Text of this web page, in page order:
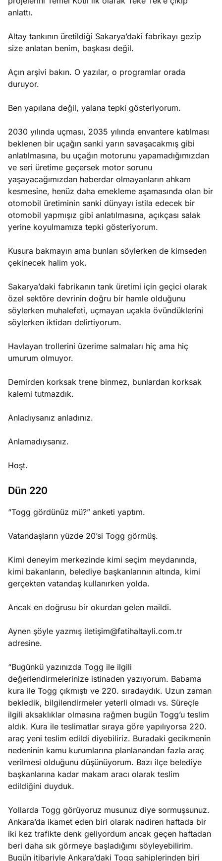
anlattı.
Altay tankının üretildiği Sakarya’daki fabrikayı gezip
size anlatan benim, başkası değil.
Açın arşivi bakın. O yazılar, o programlar orada
duruyor.
Ben yapılana değil, yalana tepki gösteriyorum.
2030 yılında uçması, 2035 yılında envantere katılması
beklenen bir uçağın sanki yarın savaşacakmış gibi
anlatılmasına, bu uçağın motorunu yapamadığımızdan
ve seri üretime geçersek motor sorunu
yaşayacağımızdan haberdar olmayanların ahkam
kesmesine, henüz daha emekleme aşamasında olan bir
otomobil üretiminin sanki dünyayı istila edecek bir
otomobil yapmışız gibi anlatılmasına, açıkçası salak
yerine koyulmamıza tepki gösteriyorum.
Kusura bakmayın ama bunları söylerken de kimseden
çekinecek halim yok.
Sakarya’daki fabrikanın tank üretimi için geçici olarak
özel sektöre devrinin doğru bir hamle olduğunu
söylerken muhalefeti, uçmayan uçakla övündüklerini
söylerken iktidarı delirtiyorum.
Havlayan trollerini üzerime salmaları hiç ama hiç
umurum olmuyor.
Demirden korksak trene binmez, bunlardan korksak
kalemi tutmazdık.
Anladıysanız anladınız.
Anlamadıysanız.
Hoşt.
Dün 220
“Togg gördünüz mü?” anketi yaptım.
Vatandaşların yüzde 20’si Togg görmüş.
Kimi deneyim merkezinde kimi seçim meydanında,
kimi bakanların, belediye başkanlarının altında, kimi
gerçekten vatandaş kullanırken yolda.
Ancak en doğrusu bir okurdan gelen maildi.
Aynen şöyle yazmış iletişim@fatihaltayli.com.tr
adresine.
“Bugünkü yazınızda Togg ile ilgili
değerlendirmelerinize istinaden yazıyorum. Babama
kura ile Togg çıkmıştı ve 220. sıradaydık. Uzun zaman
bekledik, bilgilendirmeler yeterli olmadı vs. Süreçle
ilgili aksaklıklar olmasına rağmen bugün Togg’u teslim
aldık. Kura ile teslimatlar sıraya göre yapılıyorsa 220.
araç yeni teslim edildi diyebiliriz. Buradaki gecikmenin
nedeninin kamu kurumlarına planlanandan fazla araç
verilmesi olduğunu düşünüyorum. Bazı ilçe belediye
başkanlarına kadar makam aracı olarak teslim
edildiğini duyduk.
Yollarda Togg görüyoruz musunuz diye sormuşsunuz.
Ankara’da ikamet eden biri olarak nadiren haftada bir
iki kez trafikte denk geliyordum ancak geçen haftadan
beri daha sık görmeye başladığımı söyleyebilirim.
Bugün itibariyle Ankara’daki Togg sahiplerinden biri